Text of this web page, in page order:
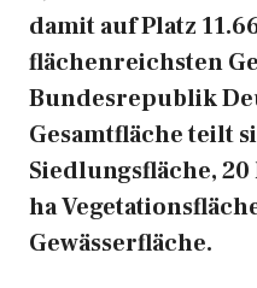
damit auf Platz
flächenreichsten
Bundesrepublik
Gesamtfläche teilt
Siedlungsfläche,
ha
Gewässerfläche.